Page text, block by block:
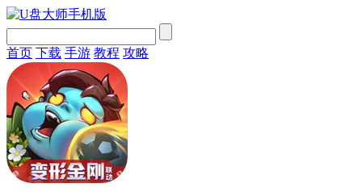
首页 下载 手游 教程 攻略